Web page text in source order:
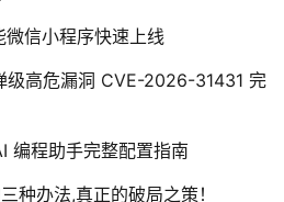
信小程序快速上线
级高危漏洞 CVE-2026-31431 完
编程助手完整配置指南
种办法,真正的破局之策！